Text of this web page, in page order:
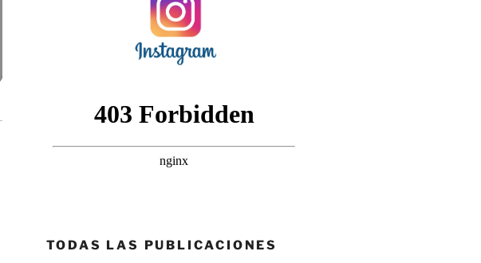
TODAS LAS PUBLICACIONES